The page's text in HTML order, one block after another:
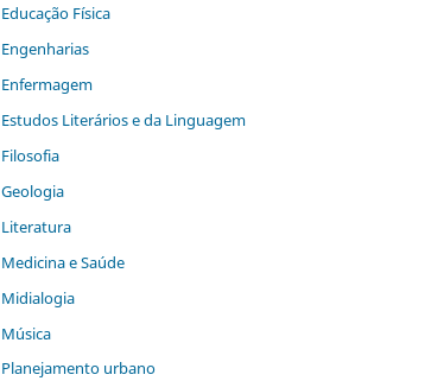
Educação Física
Engenharias
Enfermagem
Estudos Literários e da Linguagem
Filosofia
Geologia
Literatura
Medicina e Saúde
Midialogia
Música
Planejamento urbano